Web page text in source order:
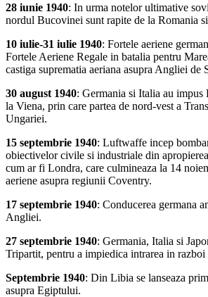
28 iunie 1940: In urma notelor ultimative
nordul Bucovinei sunt rapite de la Romania
10 iulie-31 iulie 1940: Fortele aeriene
Fortele Aeriene Regale in batalia pentru
castiga suprematia aeriana asupra Angliei de
30 august 1940: Germania si Italia au
la Viena, prin care partea de nord-vest a
Ungariei.
15 septembrie 1940: Luftwaffe incep
obiectivelor civile si industriale din
cum ar fi Londra, care culmineaza la 14
aeriene asupra regiunii Coventry.
17 septembrie 1940: Conducerea germana
Angliei.
27 septembrie 1940: Germania, Italia si
Tripartit, pentru a impiedica intrarea in
Septembrie 1940: Din Libia se lanseaza
asupra Egiptului.